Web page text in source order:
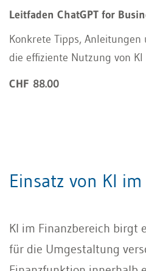
Leitfaden ChatGPT for
Konkrete Tipps,
die effiziente Nutzung von KI
CHF 88.00
Einsatz von KI
KI im Finanzbereich birgt
für die Umgestaltung